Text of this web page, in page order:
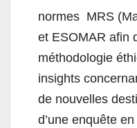
normes MRS
et ESOMAR afin
méthodologie
insights
de nouvelles
d’une enquête